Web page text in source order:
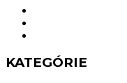
KATEGÓRIE